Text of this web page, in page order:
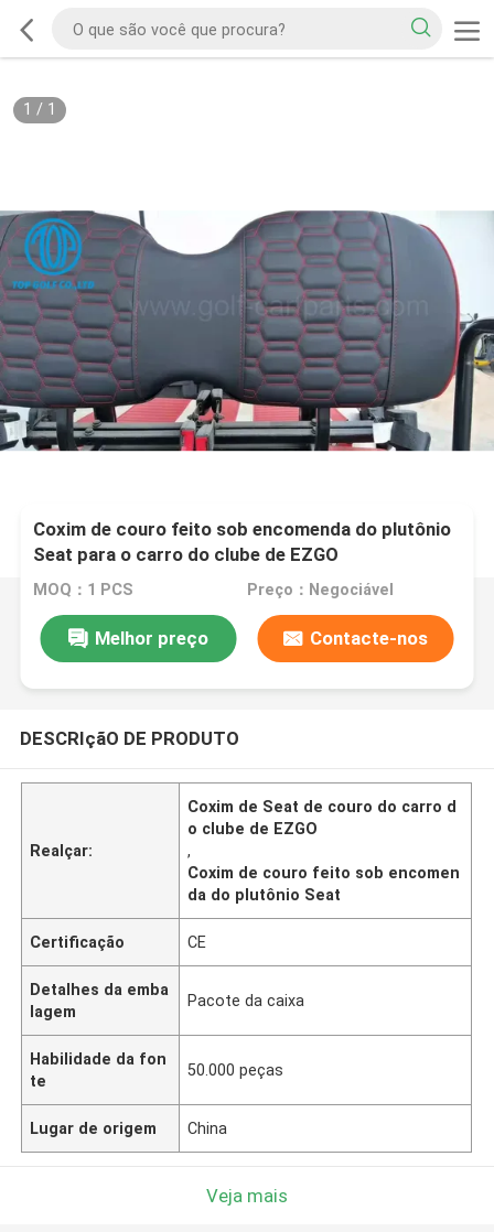
1 / 1
Coxim de couro feito sob encomenda do plutônio
Seat para o carro do clube de EZGO
MOQ：1 PCS Preço：Negociável
Melhor preço Contacte-nos
DESCRIçãO DE PRODUTO
Realçar:
Coxim de Seat de couro do carro d
o clube de EZGO
,
Coxim de couro feito sob encomen
da do plutônio Seat
Certificação CE
Detalhes da emba
lagem
Pacote da caixa
Habilidade da fon
te
50.000 peças
Lugar de origem China
Veja mais